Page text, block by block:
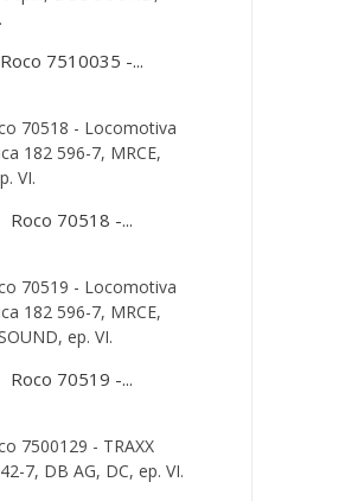
Roco 7510035 -...
Roco 70518 -...
Roco 70519 -...